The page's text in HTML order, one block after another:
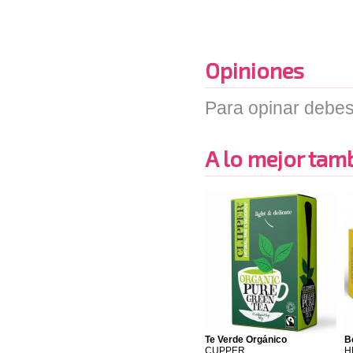
Opiniones
Para opinar
A lo mejor
Te Verde Orgánico
CUPPER